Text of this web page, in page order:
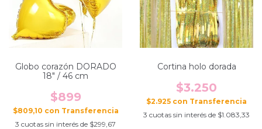
Globo corazón DORADO
18" / 46 cm
$899
$809,10 con
3 cuotas sin interés de $299,67
Cortina holo dorada
$3.250
$2.925 con
3 cuotas sin interés de $1.083,33